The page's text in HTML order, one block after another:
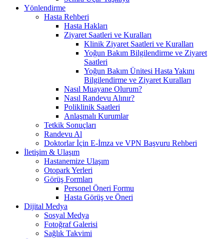
Yönlendirme
Hasta Rehberi
Hasta Hakları
Ziyaret Saatleri ve Kuralları
Klinik Ziyaret Saatleri ve Kuralları
Yoğun Bakım Bilgilendirme ve Ziyaret
Saatleri
Yoğun Bakım Ünitesi Hasta Yakını
Bilgilendirme ve Ziyaret Kuralları
Nasıl Muayane Olurum?
Nasıl Randevu Alınır?
Poliklinik Saatleri
Anlaşmalı Kurumlar
Tetkik Sonuçları
Randevu Al
Doktorlar İçin E-İmza ve VPN Başvuru Rehberi
İletişim & Ulaşım
Hastanemize Ulaşım
Otopark Yerleri
Görüş Formları
Personel Öneri Formu
Hasta Görüş ve Öneri
Dijital Medya
Sosyal Medya
Fotoğraf Galerisi
Sağlık Takvimi